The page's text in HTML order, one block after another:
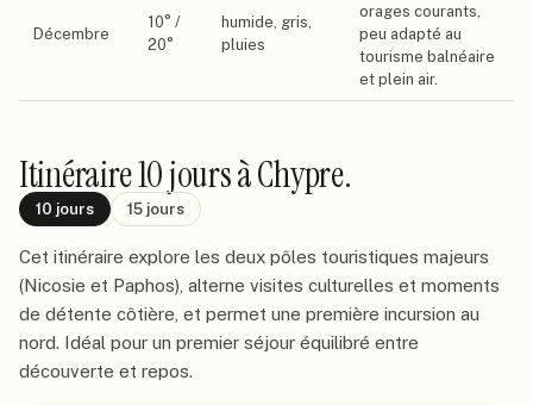
Décembre
10° /
20°
humide, gris,
pluies
orages courants,
peu adapté au
tourisme balnéaire
et plein air.
Itinéraire10 joursà Chypre.
10 jours 15 jours
Cet itinéraire explore les deux pôles touristiques majeurs
(Nicosie et Paphos), alterne visites culturelles et moments
de détente côtière, et permet une première incursion au
nord. Idéal pour un premier séjour équilibré entre
découverte et repos.